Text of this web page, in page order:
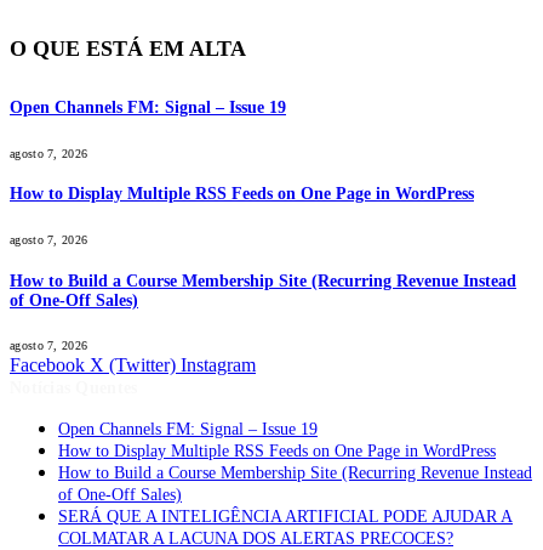
O QUE ESTÁ EM ALTA
Open Channels FM: Signal – Issue 19
agosto 7, 2026
How to Display Multiple RSS Feeds on One Page in WordPress
agosto 7, 2026
How to Build a Course Membership Site (Recurring Revenue Instead
of One-Off Sales)
agosto 7, 2026
Facebook X (Twitter) Instagram
Open Channels FM: Signal – Issue 19
How to Display Multiple RSS Feeds on One Page in WordPress
How to Build a Course Membership Site (Recurring Revenue Instead
of One-Off Sales)
SERÁ QUE A INTELIGÊNCIA ARTIFICIAL PODE AJUDAR A
COLMATAR A LACUNA DOS ALERTAS PRECOCES?